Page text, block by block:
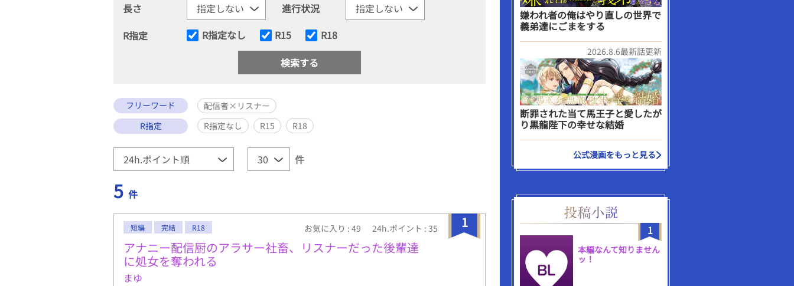
長さ
進行状況
R指定
R指定なし R15 R18
フリーワード
配信者×リスナー
R指定
R指定なし R15 R18
件
5 件
1
短編 完結 R18 お気に入り : 49 24h.ポイント : 35
アナニー配信厨のアラサー社畜、リスナーだった後輩達
に処女を奪われる
まゆ
嫌われ者の俺はやり直しの世界で
義弟達にごまをする
2026.8.6最新話更新
断罪された当て馬王子と愛したが
り黒龍陛下の幸せな結婚
公式漫画をもっと見る
1
本編なんて知りません
ッ！